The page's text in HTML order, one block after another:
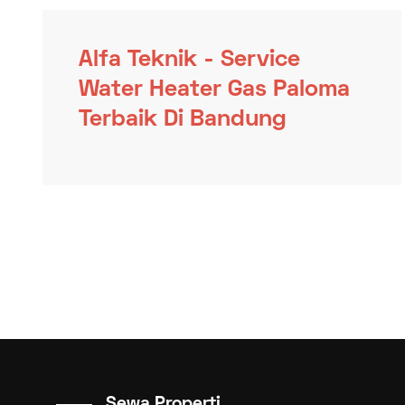
Alfa Teknik - Service
Water Heater Gas Paloma
Terbaik Di Bandung